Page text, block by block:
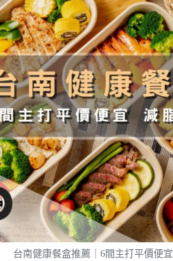
台南健康餐盒推薦｜6間主打平價便